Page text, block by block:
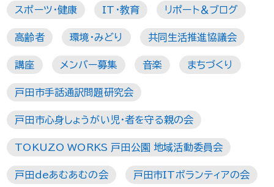
スポーツ・健康 IT・教育 リポート＆ブログ
高齢者 環境・みどり 共同生活推進協議会
講座 メンバー募集 音楽 まちづくり
戸田市手話通訳問題研究会
戸田市心身しょうがい児・者を守る親の会
TOKUZO WORKS 戸田公園 地域活動委員会
戸田deあむあむの会 戸田市ITボランティアの会